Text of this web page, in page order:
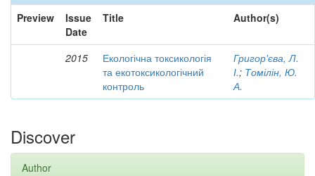
Preview
Issue
Date
Title Author(s)
2015
Екологічна токсикологія
та екотоксикологічний
контроль
Григор'єва, Л.
І.; Томілін, Ю.
А.
Discover
Author